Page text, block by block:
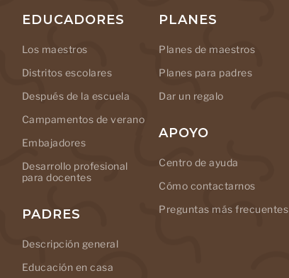
EDUCADORES
Los maestros
Distritos escolares
Después de la escuela
Campamentos de verano
Embajadores
Desarrollo profesional
para docentes
PADRES
Descripción general
Educación en casa
PLANES
Planes de maestros
Planes para padres
Dar un regalo
APOYO
Centro de ayuda
Cómo contactarnos
Preguntas más frecuentes